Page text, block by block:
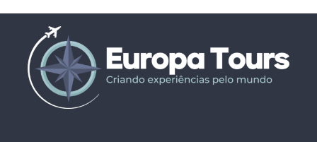
LÍDER, garantiu o sucesso da viagem que foi, lá, em
grupo formado por brasileiros e com guia Turco, Sr
Ali Faik, falando um português impecável e foi
muito disponível e atencioso. Os transfers, foram
4, todos em vans novas e os trajetos em ônibus
com pilotos tranquilos dirigindo com segurança
pelas boas estradas da Turquia. Os hotéis: Armada